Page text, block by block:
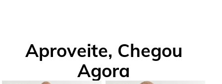
Aproveite, Chegou
Agora